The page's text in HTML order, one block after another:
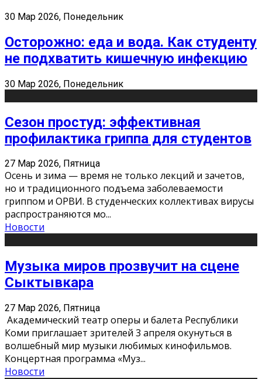
30 Мар 2026, Понедельник
Осторожно: еда и вода. Как студенту
не подхватить кишечную инфекцию
30 Мар 2026, Понедельник
Сезон простуд: эффективная
профилактика гриппа для студентов
27 Мар 2026, Пятница
Осень и зима — время не только лекций и зачетов,
но и традиционного подъема заболеваемости
гриппом и ОРВИ. В студенческих коллективах вирусы
распространяются мо...
Новости
Музыка миров прозвучит на сцене
Сыктывкара
27 Мар 2026, Пятница
Академический театр оперы и балета Республики
Коми приглашает зрителей 3 апреля окунуться в
волшебный мир музыки любимых кинофильмов.
Концертная программа «Муз...
Новости